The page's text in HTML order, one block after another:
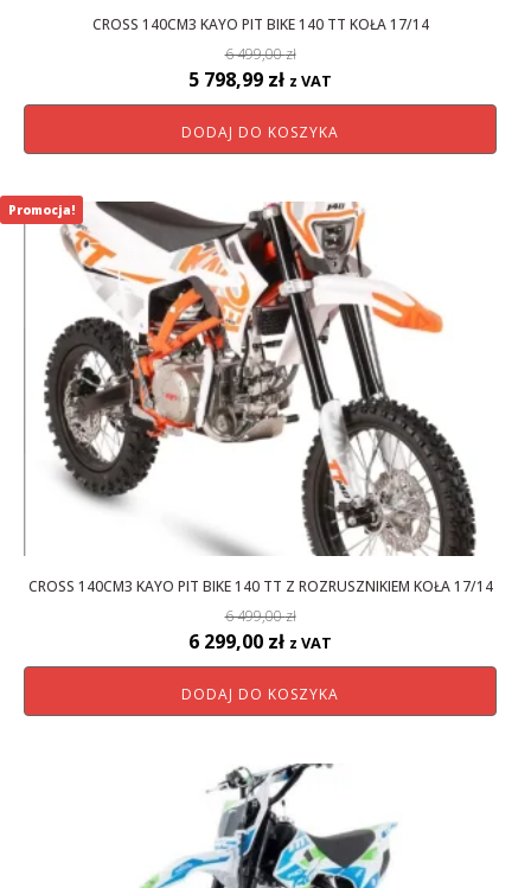
CROSS 140CM3 KAYO PIT BIKE 140 TT KOŁA 17/14
6 499,00zł
Pierwotna
cena
wynosiła:
499,00 zł.
5 798,99 złAktualna
cena
wynosi:
798,99 zł.
z VAT
DODAJ DO KOSZYKA
CROSS 140CM3 KAYO PIT BIKE 140 TT Z ROZRUSZNIKIEM KOŁA 17/14
6 499,00zł
Pierwotna
cena
wynosiła:
6 299,00 złAktualna
cena
wynosi:
299,00 zł.
z VAT
DODAJ DO KOSZYKA
Promocja!